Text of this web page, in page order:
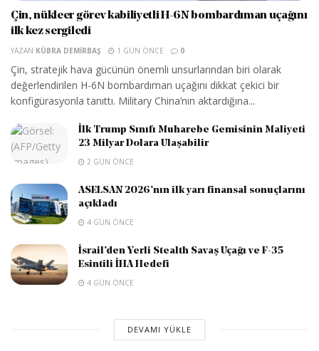
Çin, nükleer görev kabiliyetli H-6N bombardıman uçağını
ilk kez sergiledi
YAZAN KÜBRA DEMIRBAŞ 1 GÜN ÖNCE 0
Çin, stratejik hava gücünün önemli unsurlarından biri olarak
değerlendirilen H-6N bombardıman uçağını dikkat çekici bir
konfigürasyonla tanıttı. Military China’nın aktardığına...
İlk Trump Sınıfı Muharebe Gemisinin Maliyeti
23 Milyar Dolara Ulaşabilir
2 GÜN ÖNCE
ASELSAN 2026’nın ilk yarı finansal sonuçlarını
açıkladı
4 GÜN ÖNCE
İsrail’den Yerli Stealth Savaş Uçağı ve F-35
Esintili İHA Hedefi
4 GÜN ÖNCE
DEVAMI YÜKLE